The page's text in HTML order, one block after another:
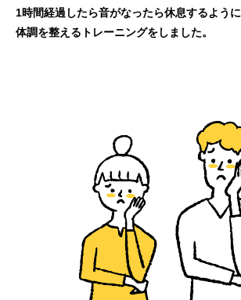
1時間経過したら音がなったら休息するように
体調を整えるトレーニングをしました。